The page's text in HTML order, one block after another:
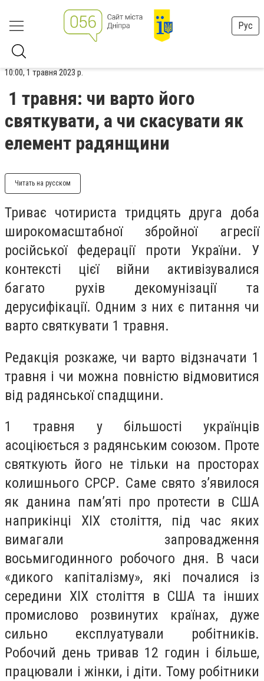
Рус
10:00, 1 травня 2023 р.
1 травня: чи варто його
святкувати, а чи скасувати як
елемент радянщини
Читать на русском
Триває чотириста тридцять друга доба
широкомасштабної збройної агресії
російської федерації проти України. У
контексті цієї війни активізувалися
багато рухів декомунізації та
дерусифікації. Одним з них є питання чи
варто святкувати 1 травня.
Редакція розкаже, чи варто відзначати 1
травня і чи можна повністю відмовитися
від радянської спадщини.
1 травня у більшості українців
асоціюється з радянським союзом. Проте
святкують його не тільки на просторах
колишнього СРСР. Саме свято з’явилося
як данина пам’яті про протести в США
наприкінці XIX століття, під час яких
вимагали запровадження
восьмигодинного робочого дня. В часи
«дикого капіталізму», які почалися із
середини XIX століття в США та інших
промислово розвинутих країнах, дуже
сильно експлуатували робітників.
Робочий день тривав 12 годин і більше,
працювали і жінки, і діти. Тому робітники